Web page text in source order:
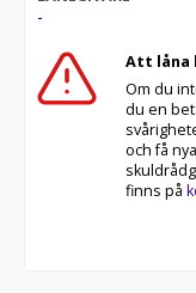
Med korta
oss idag för att
erbjuder även
fri försäkring från
Se hur vi
Telefontider:
-
Att låna
Om du
du en
och få
finns på